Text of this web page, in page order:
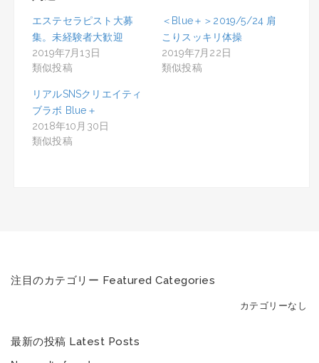
エステセラピスト大募
集。未経験者大歓迎
2019年7月13日
類似投稿
＜Blue＋＞2019/5/24 肩
こりスッキリ体操
2019年7月22日
類似投稿
リアルSNSクリエイティ
ブラボ Blue＋
2018年10月30日
類似投稿
注目のカテゴリー Featured Categories
カテゴリーなし
最新の投稿 Latest Posts